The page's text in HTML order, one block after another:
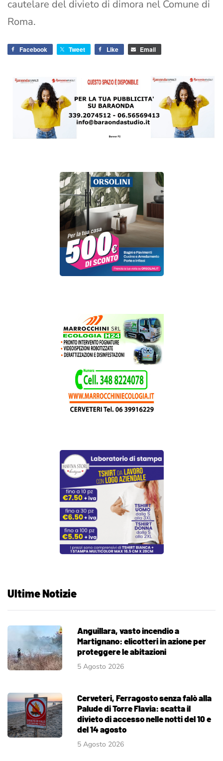
cautelare del divieto di dimora nel Comune di
Roma.
Facebook Tweet Like Email
Ultime Notizie
Anguillara, vasto incendio a
Martignano: elicotteri in azione per
proteggere le abitazioni
5 Agosto 2026
Cerveteri, Ferragosto senza falò alla
Palude di Torre Flavia: scatta il
divieto di accesso nelle notti del 10 e
del 14 agosto
5 Agosto 2026